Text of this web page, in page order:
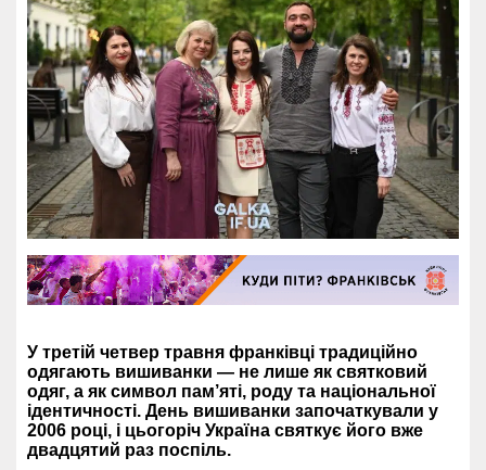
У третій четвер травня франківці традиційно
одягають вишиванки — не лише як святковий
одяг, а як символ пам’яті, роду та національної
ідентичності. День вишиванки започаткували у
2006 році, і цьогоріч Україна святкує його вже
двадцятий раз поспіль.